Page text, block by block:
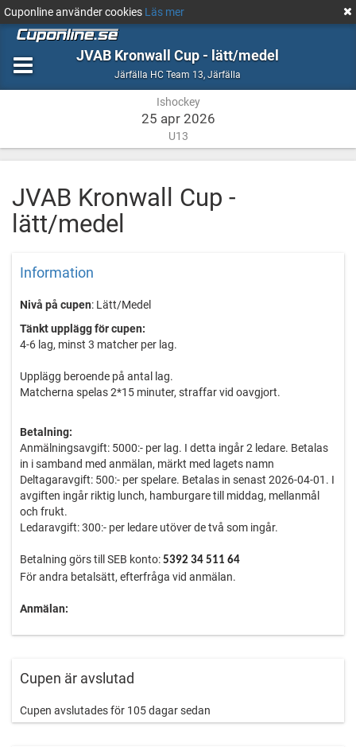
Cuponline använder cookies Läs mer
JVAB Kronwall Cup - lätt/medel
Järfälla HC Team 13,Ishockey
Järfälla
Ishockey
25 apr 2026
U13
JVAB Kronwall Cup -
lätt/medel
Information
Nivå på cupen: Lätt/Medel
Tänkt upplägg för cupen:
4-6 lag, minst 3 matcher per lag.
Upplägg beroende på antal lag.
Matcherna spelas 2*15 minuter, straffar vid oavgjort.
Betalning:
Anmälningsavgift: 5000:- per lag. I detta ingår 2 ledare. Betalas
in i samband med anmälan, märkt med lagets namn
Deltagaravgift: 500:- per spelare. Betalas in senast 2026-04-01. I
avgiften ingår riktig lunch, hamburgare till middag, mellanmål
och frukt.
Ledaravgift: 300:- per ledare utöver de två som ingår.
Betalning görs till SEB konto: 5392 34 511 64
För andra betalsätt, efterfråga vid anmälan.
Anmälan:
Efter anmälan och bekräftelse av deltagande i cupen loggar ni in
VÄLKOMMNA!
Cupen är avslutad
Cupen avslutades för 105 dagar sedan